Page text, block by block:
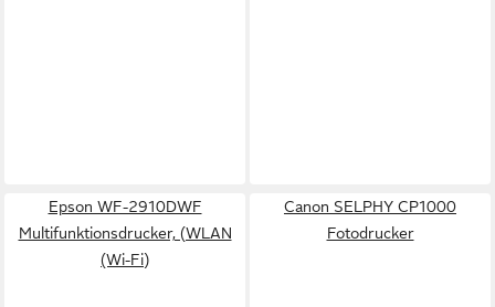
Epson WF-2910DWF
Multifunktionsdrucker, (WLAN
(Wi-Fi)
Canon SELPHY CP1000
Fotodrucker